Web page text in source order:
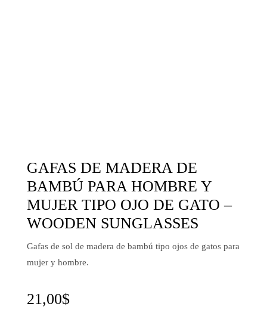
GAFAS DE MADERA DE
BAMBÚ PARA HOMBRE Y
MUJER TIPO OJO DE GATO –
WOODEN SUNGLASSES
Gafas de sol de madera de bambú tipo ojos de gatos para
mujer y hombre.
21,00$